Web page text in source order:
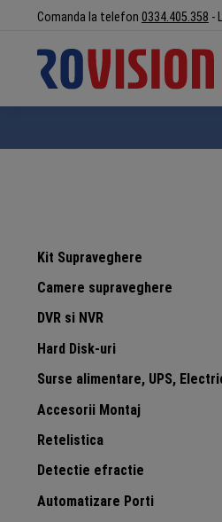
navigare
conținut
Comanda la telefon 0334.405.358 -
Kit Supraveghere
Camere supraveghere
DVR si NVR
Hard Disk-uri
Surse alimentare, UPS,
Accesorii Montaj
Retelistica
Detectie efractie
Automatizare Porti